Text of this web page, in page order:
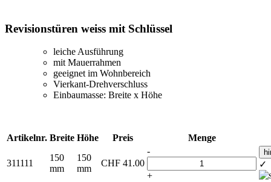
Revisionstüren weiss mit Schlüssel
leiche Ausführung
mit Mauerrahmen
geeignet im Wohnbereich
Vierkant-Drehverschluss
Einbaumasse: Breite x Höhe
Artikelnr. Breite Höhe Preis Menge
311111
150
mm
150
mm
CHF 41.00
-
+
✓